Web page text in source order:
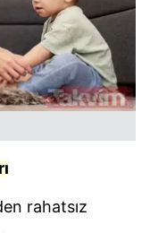
rahatsız